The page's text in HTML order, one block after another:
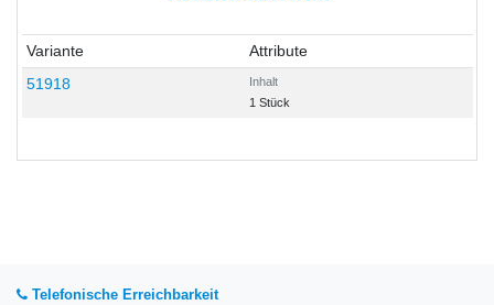
Variante
Attribute
51918
Inhalt
1 Stück
Telefonische Erreichbarkeit